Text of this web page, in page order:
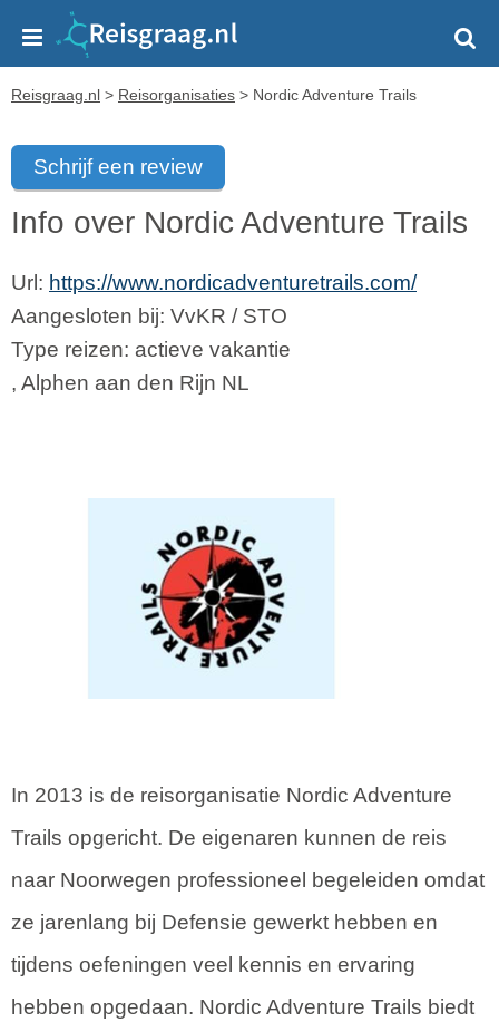
Reisgraag.nl > Reisorganisaties > Nordic Adventure Trails
Schrijf een review
Info over Nordic Adventure Trails
Url: https://www.nordicadventuretrails.com/
Aangesloten bij: VvKR / STO
Type reizen: actieve vakantie
, Alphen aan den Rijn NL
In 2013 is de reisorganisatie Nordic Adventure
Trails opgericht. De eigenaren kunnen de reis
naar Noorwegen professioneel begeleiden omdat
ze jarenlang bij Defensie gewerkt hebben en
tijdens oefeningen veel kennis en ervaring
hebben opgedaan. Nordic Adventure Trails biedt